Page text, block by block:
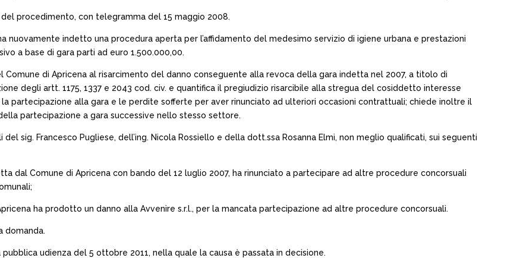
procedimento, con telegramma del 15 maggio 2008.
nuovamente indetto una procedura aperta per l’affidamento del medesimo servizio di igiene urbana e prestazioni
a base di gara parti ad euro 1.500.000,00.
Comune di Apricena al risarcimento del danno conseguente alla revoca della gara indetta nel 2007, a titolo di
degli artt. 1175, 1337 e 2043 cod. civ. e quantifica il pregiudizio risarcibile alla stregua del cosiddetto interesse
partecipazione alla gara e le perdite sofferte per aver rinunciato ad ulteriori occasioni contrattuali; chiede inoltre il
partecipazione a gara successive nello stesso settore.
sig. Francesco Pugliese, dell’ing. Nicola Rossiello e della dott.ssa Rosanna Elmi, non meglio qualificati, sui seguenti
dal Comune di Apricena con bando del 12 luglio 2007, ha rinunciato a partecipare ad altre procedure concorsuali
ha prodotto un danno alla Avvenire s.r.l., per la mancata partecipazione ad altre procedure concorsuali.
domanda.
udienza del 5 ottobre 2011, nella quale la causa è passata in decisione.